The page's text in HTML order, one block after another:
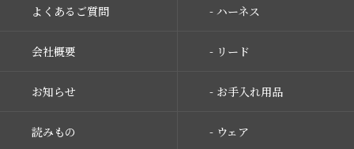
よくあるご質問
会社概要
お知らせ
読みもの
- ハーネス
- リード
- お手入れ用品
- ウェア